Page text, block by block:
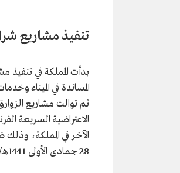
تنفيذ مشاريع
بدأت المملكة في تنفيذ
ثم توالت مشاريع
الآخر في المملكة،
28 جمادى الأولى 1441هـ/23 يناير 2020م.